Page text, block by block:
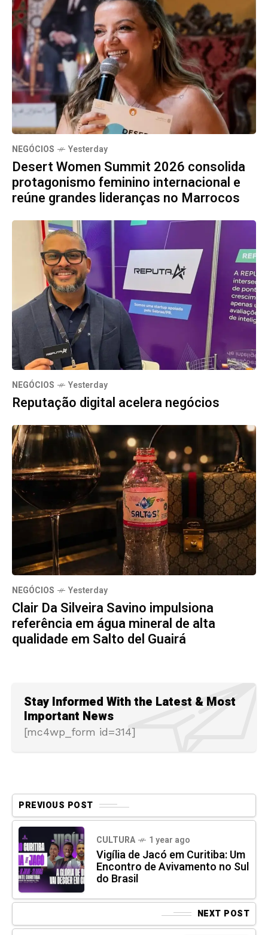
NEGÓCIOS Yesterday
Desert Women Summit 2026 consolida
protagonismo feminino internacional e
reúne grandes lideranças no Marrocos
NEGÓCIOS Yesterday
Reputação digital acelera negócios
NEGÓCIOS Yesterday
Clair Da Silveira Savino impulsiona
referência em água mineral de alta
qualidade em Salto del Guairá
Stay Informed With the Latest & Most
Important News
[mc4wp_form id=314]
PREVIOUS POST
CULTURA 1 year ago
Vigília de Jacó em Curitiba: Um
Encontro de Avivamento no Sul
do Brasil
NEXT POST